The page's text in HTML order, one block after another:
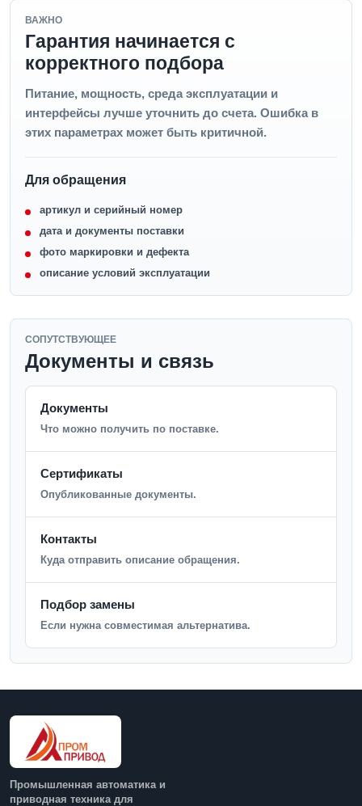
ВАЖНО
Гарантия начинается с
корректного подбора
Питание, мощность, среда эксплуатации и
интерфейсы лучше уточнить до счета. Ошибка в
этих параметрах может быть критичной.
Для обращения
артикул и серийный номер
дата и документы поставки
фото маркировки и дефекта
описание условий эксплуатации
СОПУТСТВУЮЩЕЕ
Документы и связь
Документы
Что можно получить по поставке.
Сертификаты
Опубликованные документы.
Контакты
Куда отправить описание обращения.
Подбор замены
Если нужна совместимая альтернатива.
Промышленная автоматика и
приводная техника для